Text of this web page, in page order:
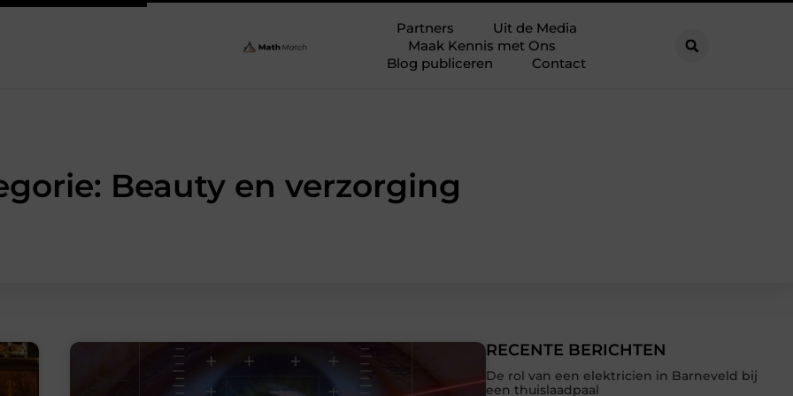
Partners
Uit de Media
Maak Kennis met Ons
Blog publiceren
Contact
Beauty en verzorging
RECENTE BERICHTEN
De rol van een elektricien in Barneveld bij
een thuislaadpaal